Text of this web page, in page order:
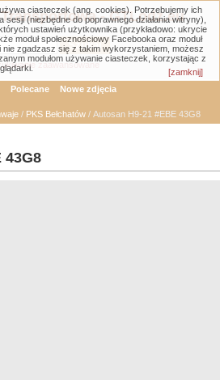
- GTLodz.eu
zaawansowane
Polecane Nowe zdjęcia
/ PKS Bełchatów / Autosan H9-21 #EBE 43G8
43G8
ciasteczek (ang. cookies). Potrzebujemy ich
(niezbędne do poprawnego działania witryny),
ustawień użytkownika (przykładowo: ukrycie
moduł społecznościowy Facebooka oraz moduł
nie zgadzasz się z takim wykorzystaniem, możesz
modułom używanie ciasteczek, korzystając z
[zamknij]